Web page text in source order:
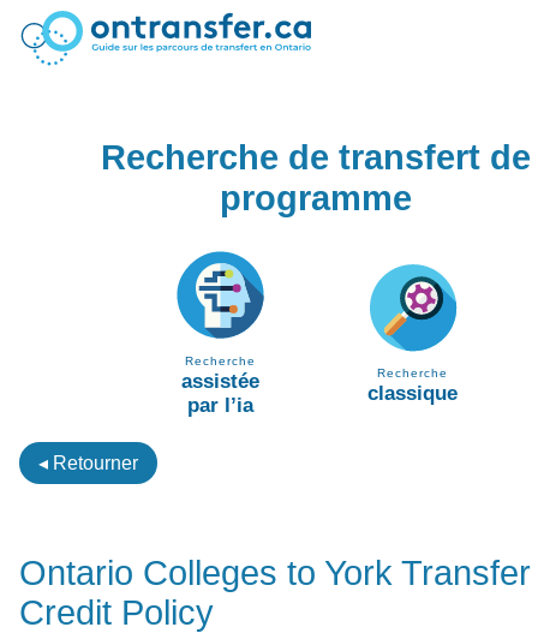
Recherche de transfert de
programme
Recherche
assistée
par l’ia
Recherche
classique
◂ Retourner
Ontario Colleges to York Transfer
Credit Policy